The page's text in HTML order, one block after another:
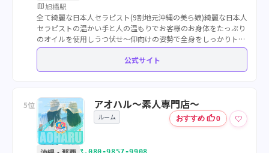
map旭橋駅
全て綺麗な日本人セラピスト(9割地元沖縄の美ら娘)綺麗な日本人
セラピストの温かい手と人の温もりでお客様のお身体をたっぷり
のオイルを使用しうつ伏せ〜仰向けの姿勢で全身をしっかりトリ
ートメント、リンパの流れもしっかりと整えます。温かいお湯を
公式サイト
5位 アオハル～素人専門店～
ルーム おすすめ thumb_up0 ♡